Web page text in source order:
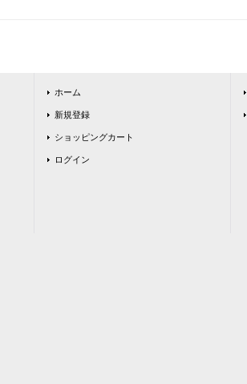
ホーム
新規登録
ショッピングカート
ログイン